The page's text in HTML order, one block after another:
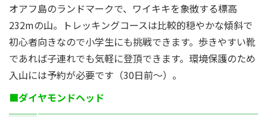
オアフ島のランドマークで、ワイキキを象徴する標高
232mの山。トレッキングコースは比較的穏やかな傾斜で
初心者向きなので小学生にも挑戦できます。歩きやすい靴
であれば子連れでも気軽に登頂できます。環境保護のため
入山には予約が必要です（30日前〜）。
■ダイヤモンドヘッド